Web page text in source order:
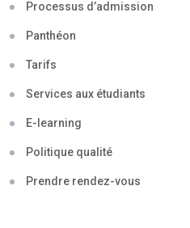
Processus d’admission
Panthéon
Tarifs
Services aux étudiants
E-learning
Politique qualité
Prendre rendez-vous